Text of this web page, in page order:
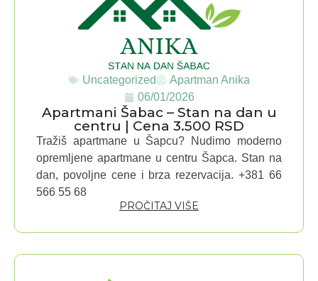
Uncategorized
Apartman Anika
06/01/2026
Apartmani Šabac – Stan na dan u
centru | Cena 3.500 RSD
Tražiš apartmane u Šapcu? Nudimo moderno
opremljene apartmane u centru Šapca. Stan na
dan, povoljne cene i brza rezervacija. +381 66
566 55 68
PROČITAJ VIŠE